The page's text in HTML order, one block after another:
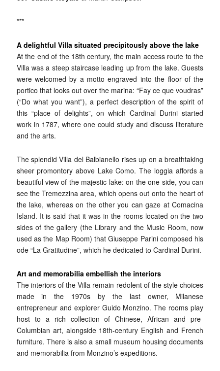
***
A delightful Villa situated precipitously above the lake
At the end of the 18th century, the main access route to the
Villa was a steep staircase leading up from the lake. Guests
were welcomed by a motto engraved into the floor of the
portico that looks out over the marina: “Fay ce que voudras”
(“Do what you want”), a perfect description of the spirit of
this “place of delights”, on which Cardinal Durini started
work in 1787, where one could study and discuss literature
and the arts.
The splendid Villa del Balbianello rises up on a breathtaking
sheer promontory above Lake Como. The loggia affords a
beautiful view of the majestic lake: on the one side, you can
see the Tremezzina area, which opens out onto the heart of
the lake, whereas on the other you can gaze at Comacina
Island. It is said that it was in the rooms located on the two
sides of the gallery (the Library and the Music Room, now
used as the Map Room) that Giuseppe Parini composed his
ode “La Gratitudine”, which he dedicated to Cardinal Durini.
Art and memorabilia embellish the interiors
The interiors of the Villa remain redolent of the style choices
made in the 1970s by the last owner, Milanese
entrepreneur and explorer Guido Monzino. The rooms play
host to a rich collection of Chinese, African and pre-
Columbian art, alongside 18th-century English and French
furniture. There is also a small museum housing documents
and memorabilia from Monzino’s expeditions.